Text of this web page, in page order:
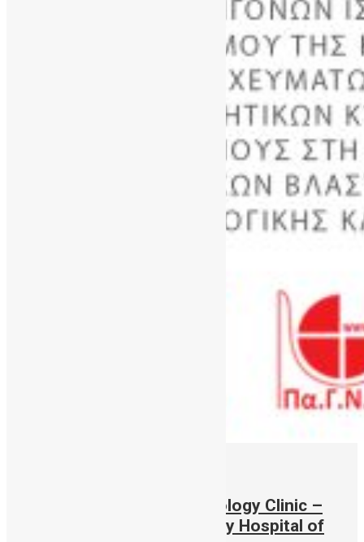
Silver Award for the Hematology Clinic –
Public CBBC of the University Hospital of